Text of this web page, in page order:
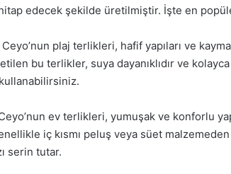
edecek şekilde üretilmiştir. İşte en
plaj terlikleri, hafif yapıları ve
bu terlikler, suya dayanıklıdır ve
ev terlikleri, yumuşak ve konforlu
iç kısmı peluş veya süet
serin tutar.